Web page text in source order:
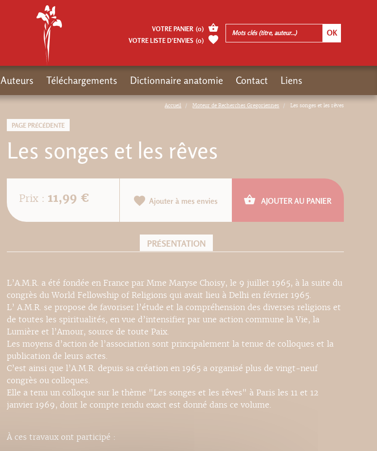
Accueil Moteur de Recherches Gregoriennes Les songes et les rêves
PAGE PRÉCÉDENTE
Les songes et les rêves
Prix : 11,99 € Ajouter à mes envies AJOUTER AU PANIER
PRÉSENTATION
L’A.M.R. a été fondée en France par Mme Maryse Choisy, le 9 juillet 1965, à la suite du
congrès du World Fellowship of Religions qui avait lieu à Delhi en février 1965.
L’ A.M.R. se propose de favoriser l’étude et la compréhension des diverses religions et
de toutes les spiritualités, en vue d’intensifier par une action commune la Vie, la
Lumière et l’Amour, source de toute Paix.
Les moyens d’action de l’association sont principalement la tenue de colloques et la
publication de leurs actes.
C’est ainsi que l’A.M.R. depuis sa création en 1965 a organisé plus de vingt-neuf
congrès ou colloques.
Elle a tenu un colloque sur le thème "Les songes et les rêves" à Paris les 11 et 12
janvier 1969, dont le compte rendu exact est donné dans ce volume.
À ces travaux ont participé :
VOTRE PANIER (0)
VOTRE LISTE D’ENVIES (0)
Auteurs Téléchargements Dictionnaire anatomie Contact Liens